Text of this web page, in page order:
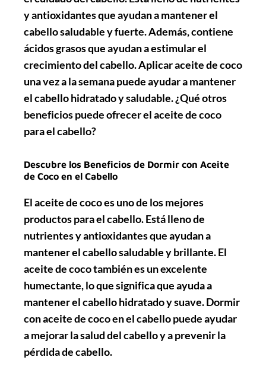
y antioxidantes que ayudan a mantener el
cabello saludable y fuerte. Además, contiene
ácidos grasos que ayudan a estimular el
crecimiento del cabello. Aplicar aceite de coco
una vez a la semana puede ayudar a mantener
el cabello hidratado y saludable. ¿Qué otros
beneficios puede ofrecer el aceite de coco
para el cabello?
Descubre los Beneficios de Dormir con Aceite
de Coco en el Cabello
El aceite de coco es uno de los mejores
productos para el cabello. Está lleno de
nutrientes y antioxidantes que ayudan a
mantener el cabello saludable y brillante. El
aceite de coco también es un excelente
humectante, lo que significa que ayuda a
mantener el cabello hidratado y suave. Dormir
con aceite de coco en el cabello puede ayudar
a mejorar la salud del cabello y a prevenir la
pérdida de cabello.